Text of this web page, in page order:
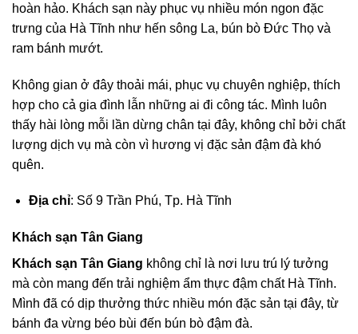
hoàn hảo. Khách sạn này phục vụ nhiều món ngon đặc
trưng của Hà Tĩnh như hến sông La, bún bò Đức Thọ và
ram bánh mướt.
Không gian ở đây thoải mái, phục vụ chuyên nghiệp, thích
hợp cho cả gia đình lẫn những ai đi công tác. Mình luôn
thấy hài lòng mỗi lần dừng chân tại đây, không chỉ bởi chất
lượng dịch vụ mà còn vì hương vị đặc sản đậm đà khó
quên.
Địa chỉ: Số 9 Trần Phú, Tp. Hà Tĩnh
Khách sạn Tân Giang
Khách sạn Tân Giang không chỉ là nơi lưu trú lý tưởng
mà còn mang đến trải nghiệm ẩm thực đậm chất Hà Tĩnh.
Mình đã có dịp thưởng thức nhiều món đặc sản tại đây, từ
bánh đa vừng béo bùi đến bún bò đậm đà.